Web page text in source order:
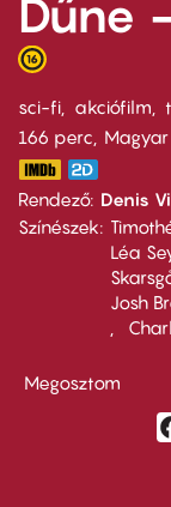
Dűne
sci-fi akciófilm
166 perc,
Rendező Denis
Színészek
Léa
Josh
Megosztom